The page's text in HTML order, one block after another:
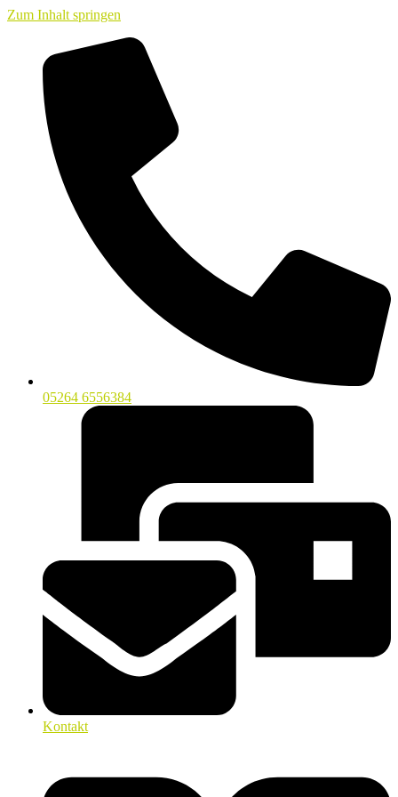
Zum Inhalt springen
05264 6556384
Kontakt